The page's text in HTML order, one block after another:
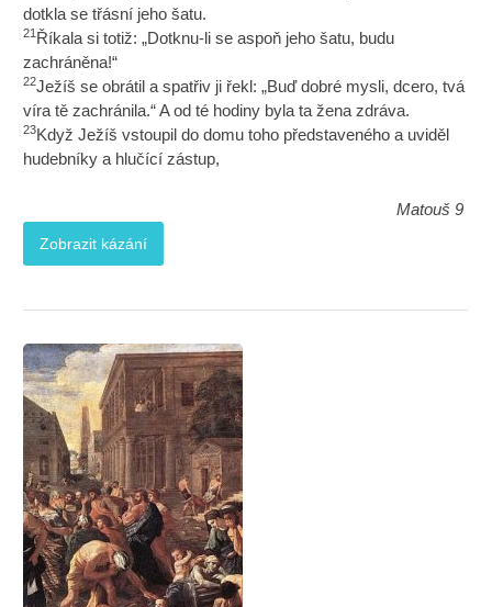
dotkla se třásní jeho šatu.
21 Říkala si totiž: „Dotknu-li se aspoň jeho šatu, budu
zachráněna!“
22Ježíš se obrátil a spatřiv ji řekl: „Buď dobré mysli, dcero, tvá
víra tě zachránila.“ A od té hodiny byla ta žena zdráva.
23Když Ježíš vstoupil do domu toho představeného a uviděl
hudebníky a hlučící zástup,
Matouš 9
Zobrazit kázání